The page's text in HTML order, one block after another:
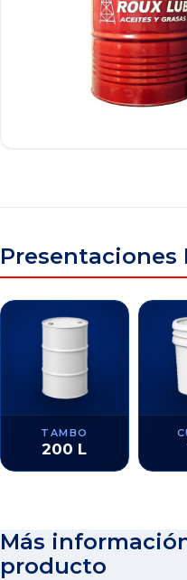
Presentaciones
TAMBO
200 L
Más
producto